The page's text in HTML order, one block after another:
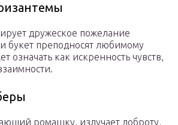
дружеское пожелание
букет преподносят любимому
означать как искренность чувств,
ромашку, излучает доброту,